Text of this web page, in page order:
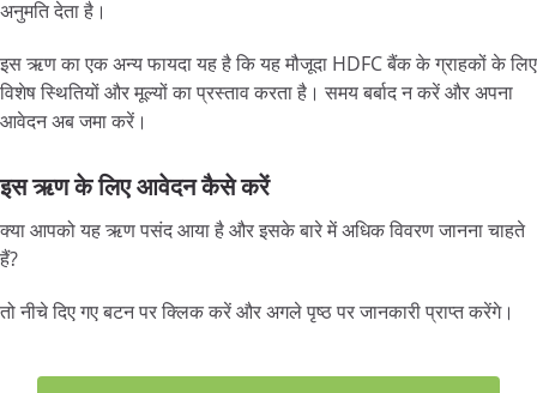
अनुमति देता है।
इस ऋण का एक अन्य फायदा यह है कि यह मौजूदा HDFC बैंक के ग्राहकों के लिए
विशेष स्थितियों और मूल्यों का प्रस्ताव करता है। समय बर्बाद न करें और अपना
आवेदन अब जमा करें।
इसऋणकेलिएआवेदनकैसेकरें
क्या आपको यह ऋण पसंद आया है और इसके बारे में अधिक विवरण जानना चाहते
हैं?
तो नीचे दिए गए बटन पर क्लिक करें और अगले पृष्ठ पर जानकारी प्राप्त करेंगे।